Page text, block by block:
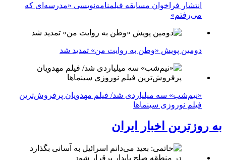
انتشار فراخوان مسابقه فیلمنامه‌نویسی «مدرسه‌ای که
می‌رفتم»
دومین پویش «وطن به روایت من» تمدید شد
«نیم‌شب» سه میلیاردی شد/ فیلم مهدویان پرفروش‌ترین
فیلم نوروزی سینماها
به روزترین اخبار ایران